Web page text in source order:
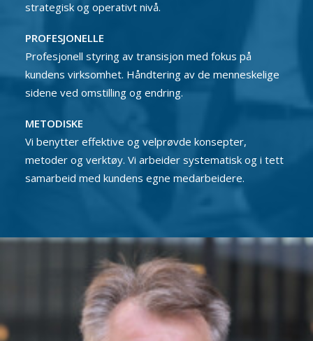
strategisk og operativt nivå.
PROFESJONELLE
Profesjonell styring av transisjon med fokus på
kundens virksomhet. Håndtering av de menneskelige
sidene ved omstilling og endring.
METODISKE
Vi benytter effektive og velprøvde konsepter,
metoder og verktøy. Vi arbeider systematisk og i tett
samarbeid med kundens egne medarbeidere.